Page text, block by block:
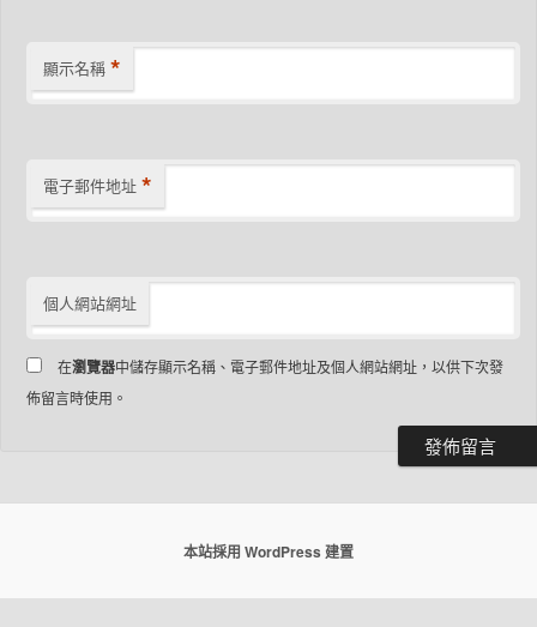
顯示名稱 *
電子郵件地址 *
個人網站網址
在瀏覽器中儲存顯示名稱、電子郵件地址及個人網站網址，以供下次發
佈留言時使用。
本站採用 WordPress 建置